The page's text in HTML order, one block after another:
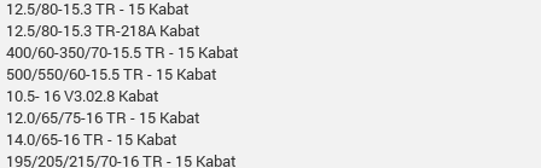
12.5/80-15.3 TR - 15 Kabat
12.5/80-15.3 TR-218A Kabat
400/60-350/70-15.5 TR - 15 Kabat
500/550/60-15.5 TR - 15 Kabat
10.5- 16 V3.02.8 Kabat
12.0/65/75-16 TR - 15 Kabat
14.0/65-16 TR - 15 Kabat
195/205/215/70-16 TR - 15 Kabat